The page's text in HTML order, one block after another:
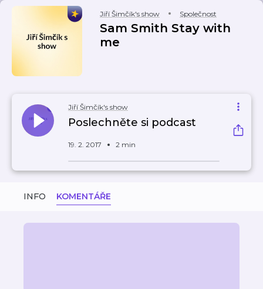
Jiří Šimčík's show Společnost
Sam Smith Stay with
me
Jiří Šimčík's show
Poslechněte si podcast
19. 2. 2017 2 min
INFO KOMENTÁŘE